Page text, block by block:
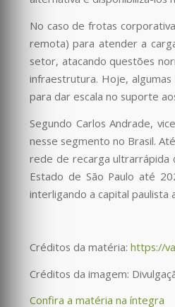
No caso de frotas
remota) para atender a
setor, atacando questões
infraestrutura. Hoje,
para dar escala no suporte
Segundo Carlos Andrade,
nesse segmento no Brasil.
rede de recarga ultrarrápida
Estado de São Paulo até
interligando a capital paulista
Créditos da matéria: https://
Créditos da imagem:
Confira a matéria na íntegra